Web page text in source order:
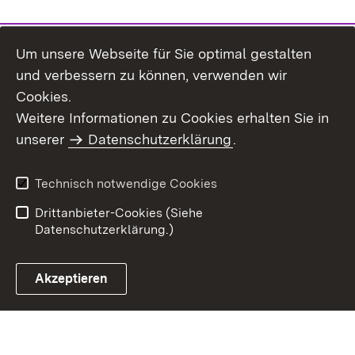
Benutzungshinweise
Erklärung zur
Um unsere Webseite für Sie optimal gestalten
und verbessern zu können, verwenden wir
Cookies.
Weitere Informationen zu Cookies erhalten Sie in
unserer
Datenschutzerklärung.
Technisch notwendige Cookies
Drittanbieter-Cookies (Siehe
Datenschutzerklärung.)
Akzeptieren